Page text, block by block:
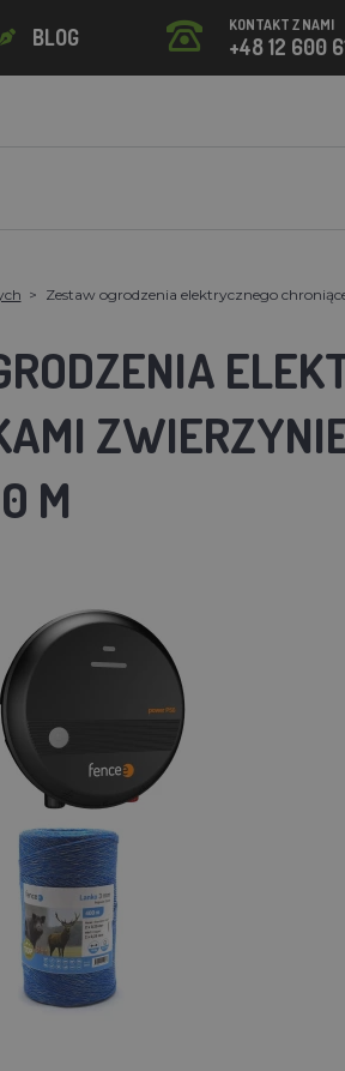
BLOG KONTAKT Z NAMI
+48 12 600
Zestaw ogrodzenia elektrycznego
M